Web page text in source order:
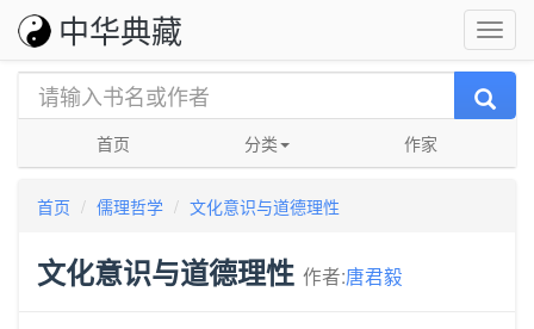
中华典藏
首页 分类 作家
首页 儒理哲学 文化意识与道德理性
文化意识与道德理性 作者:唐君毅